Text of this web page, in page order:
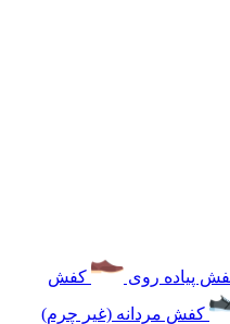
پیاده روی
کفش
کفش مردانه (غیر چرم)